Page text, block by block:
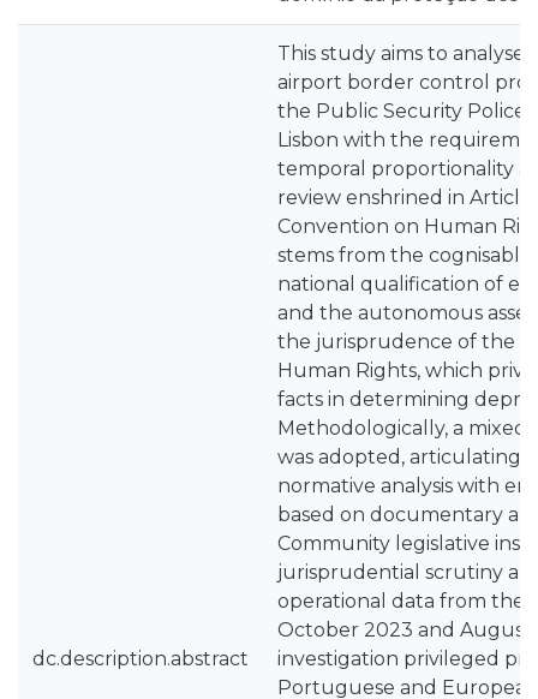
dc.description.abstract
This study aims to
airport border control
the Public Security Police
Lisbon with the
temporal proportionality
review enshrined in
Convention on Human
stems from the
national qualification of
and the autonomous
the jurisprudence of the
Human Rights, which
facts in determining
Methodologically, a
was adopted, articulating
normative analysis with
based on documentary
Community legislative
jurisprudential scrutiny
operational data from the
October 2023 and August
investigation privileged
Portuguese and